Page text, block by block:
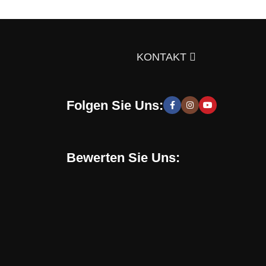
und stilvolle Lösungen, die Sie zur Schaffung
zu entwickeln. Sie erhalten speziell für Sie
Shop verwenden. Mit uns können Sie eine
KONTAKT
Folgen Sie Uns:
Bewerten Sie Uns: